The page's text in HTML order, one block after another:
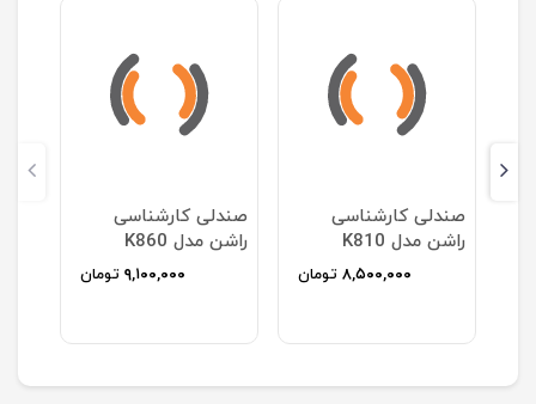
صندلی کارشناسی
راشن مدل K860
۹,۱۰۰,۰۰۰ تومان
صندلی کارشناسی
راشن مدل K810
۸,۵۰۰,۰۰۰ تومان